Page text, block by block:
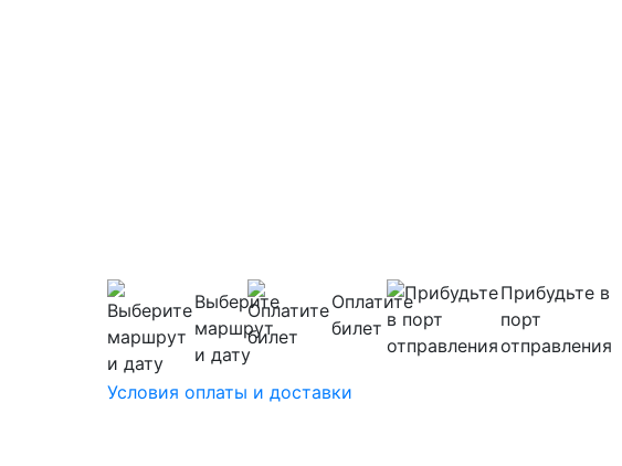
Выберите
маршрут
и дату
Оплатите
билет
Прибудьте в
порт
отправления
Условия оплаты и доставки